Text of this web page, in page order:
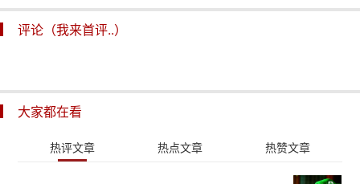
评论（我来首评..）
大家都在看
热评文章 热点文章 热赞文章